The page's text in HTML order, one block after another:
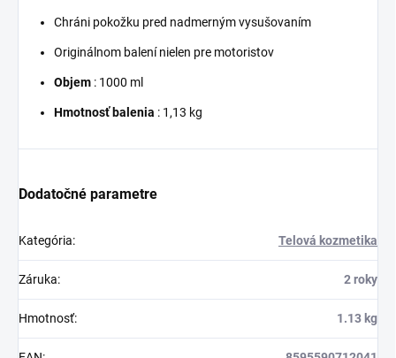
Chráni pokožku pred nadmerným vysušovaním
Originálnom balení nielen pre motoristov
Objem : 1000 ml
Hmotnosť balenia : 1,13 kg
Dodatočné parametre
Kategória: Telová kozmetika
Záruka: 2 roky
Hmotnosť: 1.13 kg